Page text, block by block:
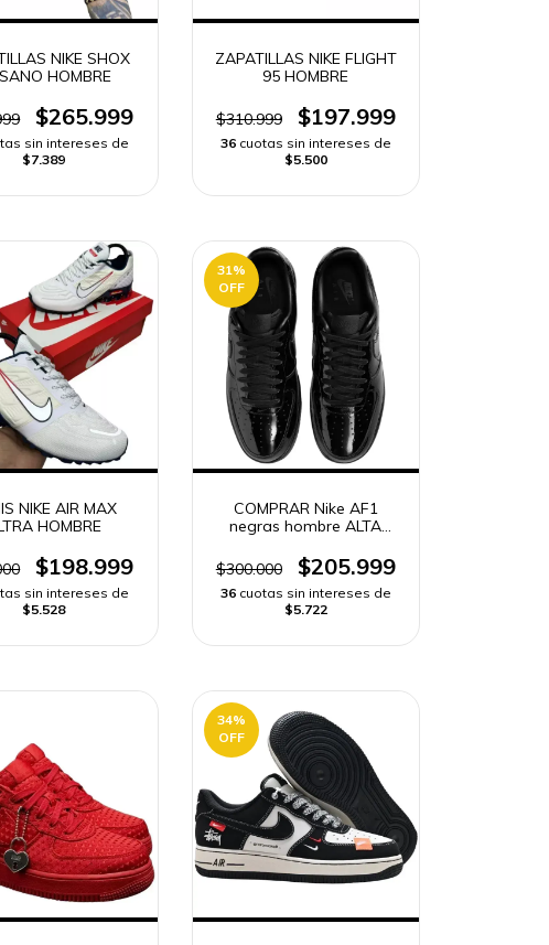
NIKE SHOX
HOMBRE
$265.999
sin intereses de
$7.389
ZAPATILLAS NIKE FLIGHT
95 HOMBRE
$310.999 $197.999
36 cuotas sin intereses de
$5.500
NIKE AIR MAX
HOMBRE
$198.999
sin intereses de
$5.528
31%
OFF
COMPRAR Nike AF1
negras hombre ALTA
$300.000
$205.999
36 cuotas sin intereses de
$5.722
34%
OFF